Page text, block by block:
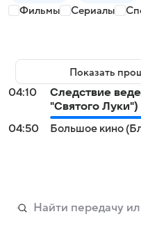
Фильмы Сериалы
Показать
04:10
Следствие
"Святого Луки")
04:50
Большое кино